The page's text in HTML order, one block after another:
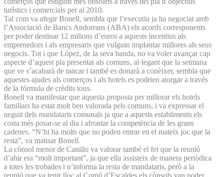
turístics i comercials per al 2010.
Tal com va afegir Bonell, sembla que l’executiu ja ha negociat amb
l’Associació de Bancs Andorrans (ABA) els acords corresponents
per poder destinar 12 milions d’euros a aquests incentius als
emprenedors i als empresaris que vulguin implantar millores als seus
negocis. Tot i que López, de la seva banda, no va voler avançar cap
aspecte d’aquest pla presentat als comuns, al·legant que la setmana
que ve s’acabarà de tancar i també es donarà a conèixer, sembla que
aquestes ajudes als comerços i als hotels es podrien atorgar a través
de la fórmula de crèdits tous.
Bonell va manifestar que aquesta proposta per millorar els hotels
familiars ha estat molt ben valorada pels comuns, i va expressar el
neguit dels mandataris comunals ja que a aquests establiments els
costa més posar-se al dia i afrontar la competència de les grans
cadenes. “N’hi ha molts que no poden entrar en el mateix joc que la
resta”, va matisar Bonell.
La cònsol menor de Canillo va valorar també el fet que la reunió
d’ahir era “molt important”, ja que ella assisteix de manera periòdica
a totes les trobades i n’informa la resta de mandataris, però a la
reunió que va tenir lloc al Comú d’Escaldes els cònsols van poder